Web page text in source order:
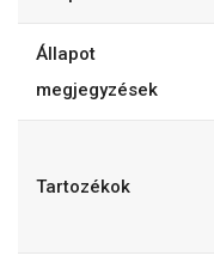
Állapot
megjegyzések
Tartozékok